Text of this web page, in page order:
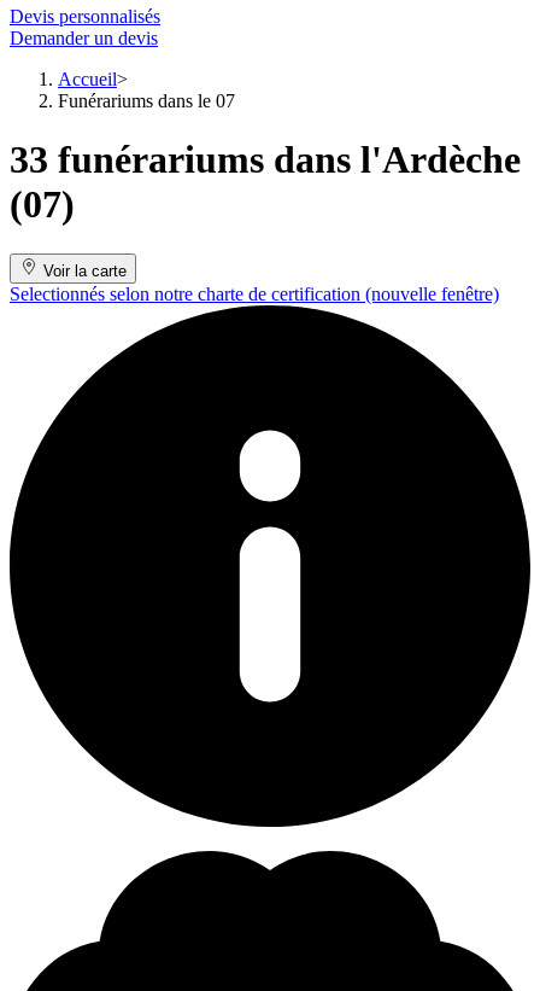
Devis personnalisés
Demander un devis
Accueil
Funérariums dans le 07
33 funérariums dans l'Ardèche
(07)
Voir la carte
Selectionnés selon notre charte de certification (nouvelle fenêtre)